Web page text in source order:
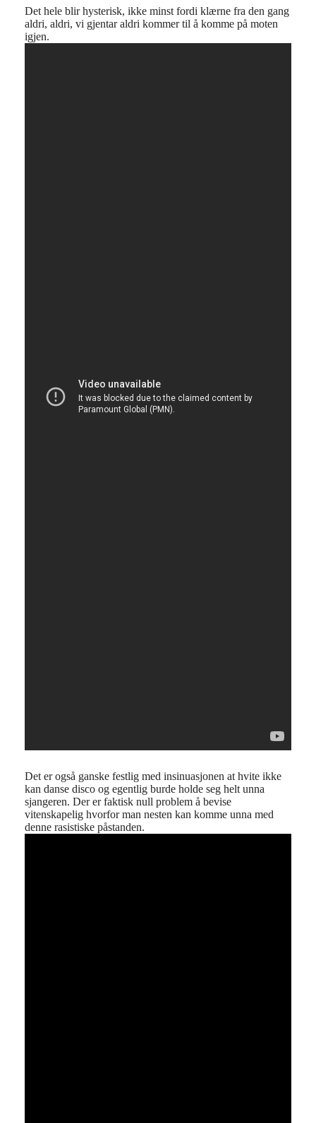
Det hele blir hysterisk, ikke minst fordi klærne fra den gang
aldri, aldri, vi gjentar aldri kommer til å komme på moten
igjen.
Det er også ganske festlig med insinuasjonen at hvite ikke
kan danse disco og egentlig burde holde seg helt unna
sjangeren. Der er faktisk null problem å bevise
vitenskapelig hvorfor man nesten kan komme unna med
denne rasistiske påstanden.